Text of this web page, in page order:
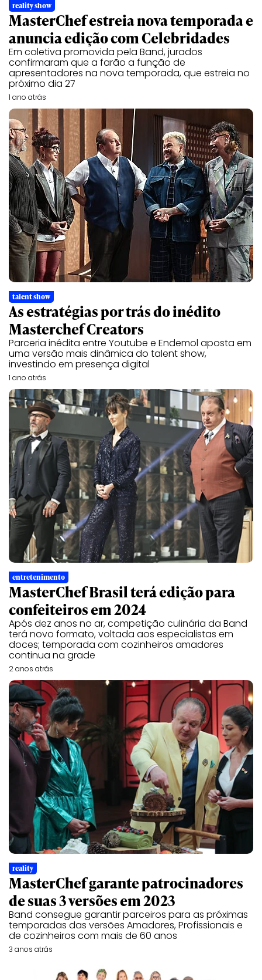
reality show
MasterChef estreia nova temporada e
anuncia edição com Celebridades
Em coletiva promovida pela Band, jurados
confirmaram que a farão a função de
apresentadores na nova temporada, que estreia no
próximo dia 27
1 ano atrás
talent show
As estratégias por trás do inédito
Masterchef Creators
Parceria inédita entre Youtube e Endemol aposta em
uma versão mais dinâmica do talent show,
investindo em presença digital
1 ano atrás
entretenimento
MasterChef Brasil terá edição para
confeiteiros em 2024
Após dez anos no ar, competição culinária da Band
terá novo formato, voltada aos especialistas em
doces; temporada com cozinheiros amadores
continua na grade
2 anos atrás
reality
MasterChef garante patrocinadores
de suas 3 versões em 2023
Band consegue garantir parceiros para as próximas
temporadas das versões Amadores, Profissionais e
de cozinheiros com mais de 60 anos
3 anos atrás